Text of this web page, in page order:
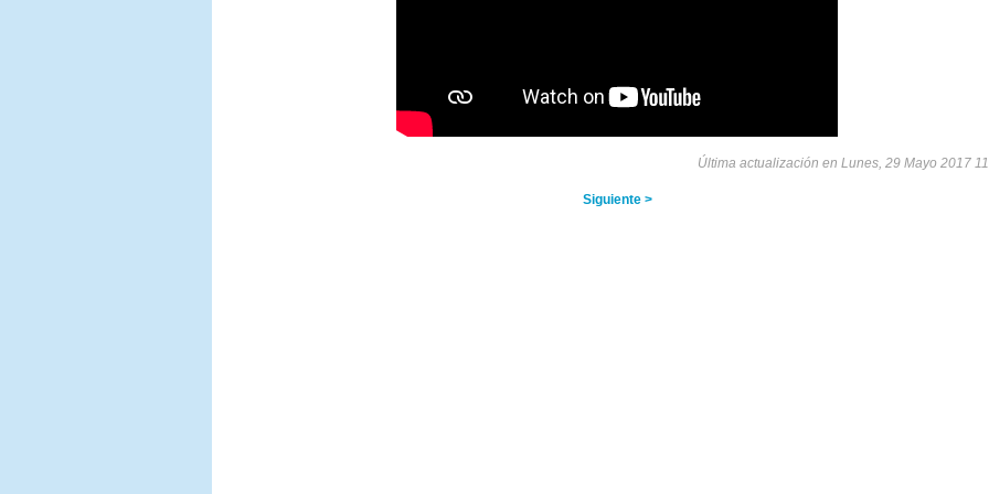
Última actualización en Lunes, 29 Mayo 2017
Siguiente >